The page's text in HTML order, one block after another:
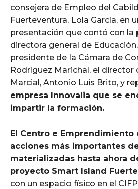
consejera de Empleo del
Fuerteventura, Lola García, en
presentación que contó con la
directora general de
presidente de la Cámara de
Rodríguez Marichal, el director
Marcial, Antonio Luis Brito, y
empresa Innovalia que se
impartir la formación.
El Centro e Emprendimiento
acciones más importantes
materializadas hasta ahora
proyecto Smart Island
con un espacio físico en el